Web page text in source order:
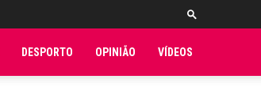
DESPORTO OPINIÃO VÍDEOS